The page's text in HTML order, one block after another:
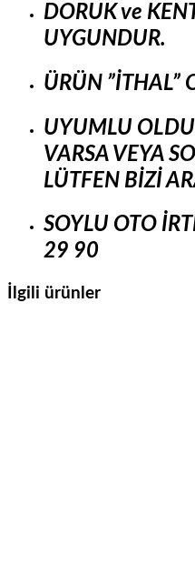
DORUK ve
UYGUNDUR.
ÜRÜN ”İTHAL”
UYUMLU
VARSA VEYA
LÜTFEN BİZİ
SOYLU OTO
29 90
İlgili ürünler